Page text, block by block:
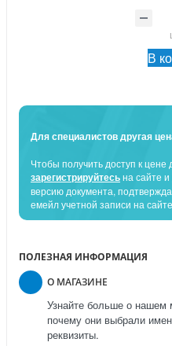
В
Для специалистов другая
Чтобы получить доступ к цене
зарегистрируйтесьна сайте и
версию документа,
емейл учетной записи на
ПОЛЕЗНАЯ ИНФОРМАЦИЯ
О МАГАЗИНЕ
Узнайте больше о нашем
почему они выбрали
реквизиты.